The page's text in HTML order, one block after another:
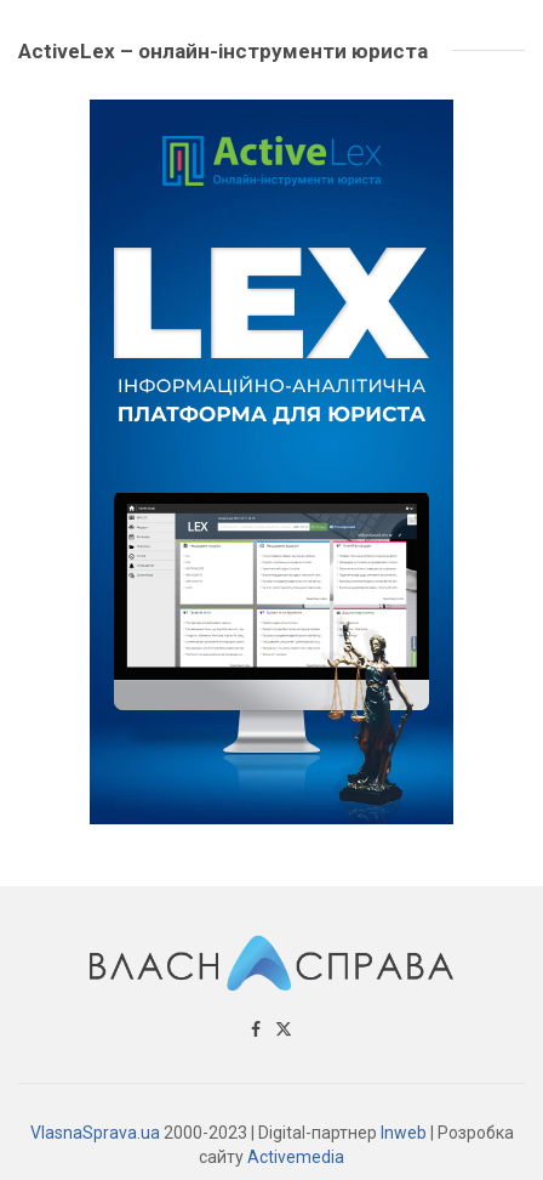
ActiveLex – онлайн-інструменти юриста
VlasnaSprava.ua 2000-2023 | Digital-партнер Inweb | Розробка
сайтуActivemedia